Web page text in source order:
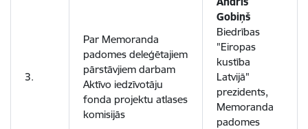
3.
Par Memoranda
padomes deleģētajiem
pārstāvjiem darbam
Aktīvo iedzīvotāju
fonda projektu atlases
komisijās
Gobiņš
Biedrības
"Eiropas
kustība
Latvijā"
prezidents,
Memoranda
padomes